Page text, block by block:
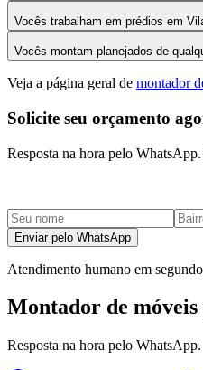
Vocês trabalham em prédios em
Vocês montam planejados de
Veja a página geral de montador
Solicite seu orçamento
Resposta na hora pelo
Enviar pelo WhatsApp
Atendimento humano em
Montador de
Resposta na hora pelo WhatsApp.